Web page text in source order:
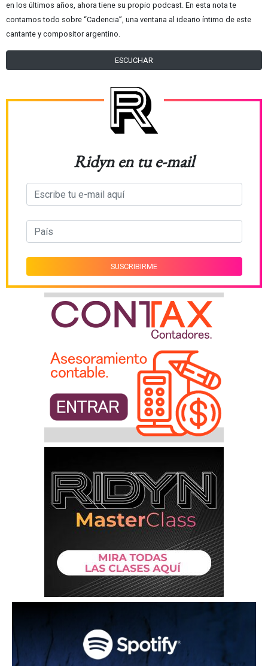
en los últimos años, ahora tiene su propio podcast. En esta nota te
contamos todo sobre “Cadencia”, una ventana al ideario íntimo de este
cantante y compositor argentino.
ESCUCHAR
Ridyn en tu e-mail